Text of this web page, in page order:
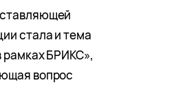
стала и тема
рамках БРИКС»,
вопрос